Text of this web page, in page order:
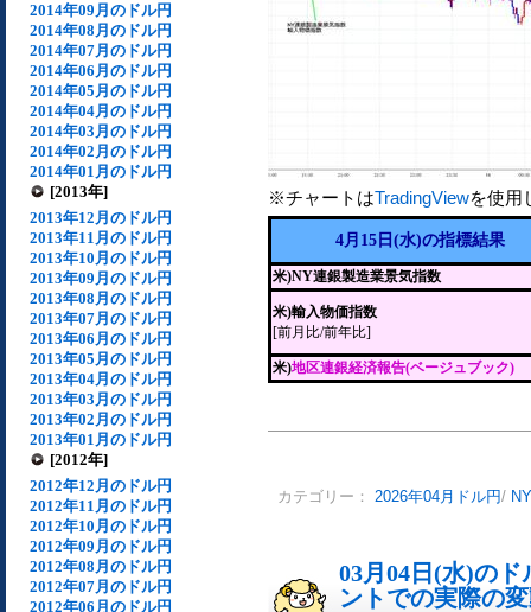
2014年09月のドル円
2014年08月のドル円
2014年07月のドル円
2014年06月のドル円
2014年05月のドル円
2014年04月のドル円
2014年03月のドル円
2014年02月のドル円
2014年01月のドル円
[2013年]
2013年12月のドル円
2013年11月のドル円
2013年10月のドル円
2013年09月のドル円
2013年08月のドル円
2013年07月のドル円
2013年06月のドル円
2013年05月のドル円
2013年04月のドル円
2013年03月のドル円
2013年02月のドル円
2013年01月のドル円
[2012年]
2012年12月のドル円
2012年11月のドル円
2012年10月のドル円
2012年09月のドル円
2012年08月のドル円
2012年07月のドル円
2012年06月のドル円
※チャートはTradingViewを使用
4月15日(水)の指標結果
米)NY連銀製造業景気指数
米)輸入物価指数
[前月比/前年比]
米)地区連銀経済報告(ベージュブック)
カテゴリー： 2026年04月ドル円/
03月04日(水)の
ントでの実際の